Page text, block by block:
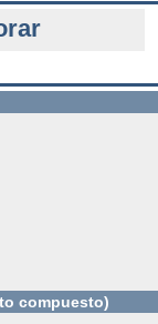
compuesto)